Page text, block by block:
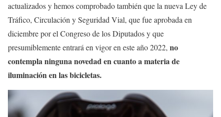
actualizados y hemos comprobado también que la nueva Ley de
Tráfico, Circulación y Seguridad Vial, que fue aprobada en
diciembre por el Congreso de los Diputados y que
presumiblemente entrará en vigor en este año 2022, no
contempla ninguna novedad en cuanto a materia de
iluminación en las bicicletas.